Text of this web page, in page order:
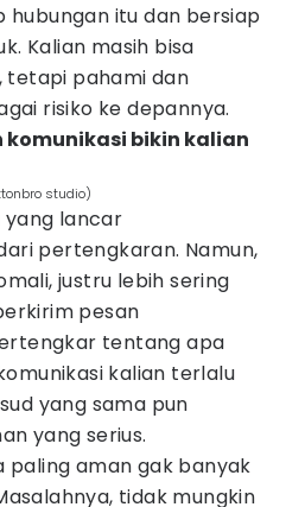
hubungan itu dan bersiap
Kalian masih bisa
tetapi pahami dan
risiko ke depannya.
komunikasi bikin kalian
studio)
yang lancar
pertengkaran. Namun,
justru lebih sering
pesan
tentang apa
kalian terlalu
yang sama pun
yang serius.
paling aman gak banyak
tidak mungkin